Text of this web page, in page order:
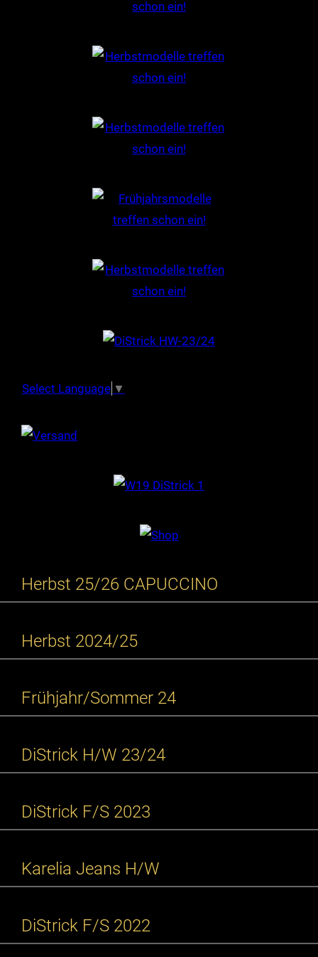
Select Language ▼
Herbst 25/26 CAPUCCINO
Herbst 2024/25
Frühjahr/Sommer 24
DiStrick H/W 23/24
DiStrick F/S 2023
Karelia Jeans H/W
DiStrick F/S 2022